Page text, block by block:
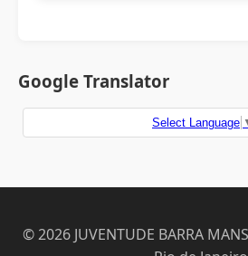
Google Translator
Select Language
© 2026 JUVENTUDE BARRA